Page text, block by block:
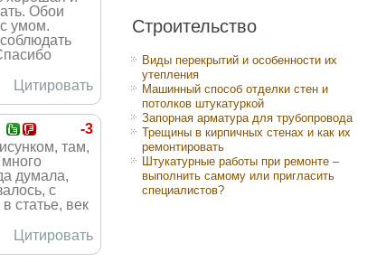
Обои
умом.
Цитировать
-3
там,
думала,
с
статье, век
Цитировать
Строительство
Виды перекрытий и особенности их
утепления
Машинный способ отделки стен и
потолков штукатуркой
Запорная арматура для трубопровода
Трещины в кирпичных стенах и как их
ремонтировать
Штукатурные работы при ремонте –
выполнить самому или пригласить
специалистов?